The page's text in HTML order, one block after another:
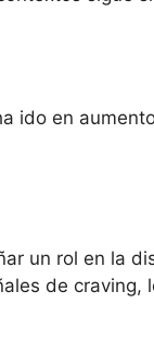
ido en
un rol en la
de